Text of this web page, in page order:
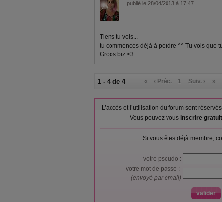
publié le 28/04/2013 à 17:47
Tiens tu vois...
tu commences déjà à perdre ^^ Tu vois que
Groos biz <3.
1 - 4 de 4 « ‹ Préc. 1 Suiv. › »
L’accès et l’utilisation du forum sont
Vous pouvez vous inscrire
Si vous êtes déjà membre,
votre pseudo :
votre mot de passe :
(envoyé par email)